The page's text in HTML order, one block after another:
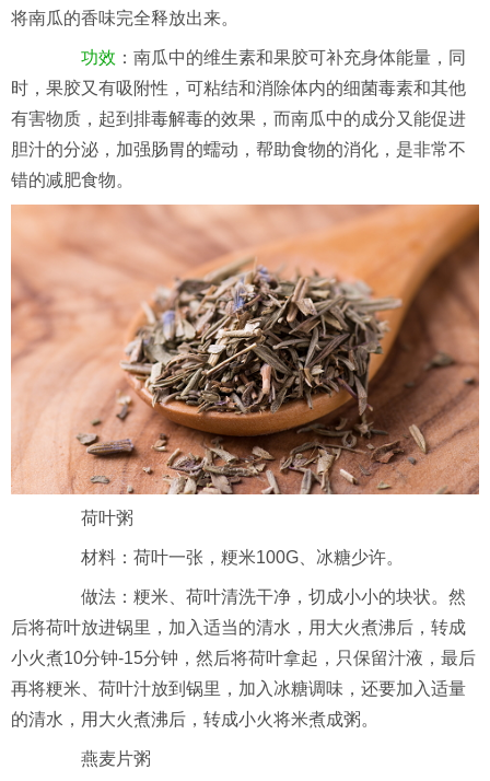
将南瓜的香味完全释放出来。
功效 ：南瓜中的维生素和果胶可补充身体能量，同
时，果胶又有吸附性，可粘结和消除体内的细菌毒素和其他
有害物质，起到排毒解毒的效果，而南瓜中的成分又能促进
胆汁的分泌，加强肠胃的蠕动，帮助食物的消化，是非常不
错的减肥食物。
荷叶粥
材料：荷叶一张，粳米100G、冰糖少许。
做法：粳米、荷叶清洗干净，切成小小的块状。然
后将荷叶放进锅里，加入适当的清水，用大火煮沸后，转成
小火煮10分钟-15分钟，然后将荷叶拿起，只保留汁液，最后
再将粳米、荷叶汁放到锅里，加入冰糖调味，还要加入适量
的清水，用大火煮沸后，转成小火将米煮成粥。
燕麦片粥